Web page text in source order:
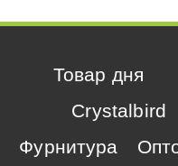
Товар дня
Crystalbird
Фурнитура